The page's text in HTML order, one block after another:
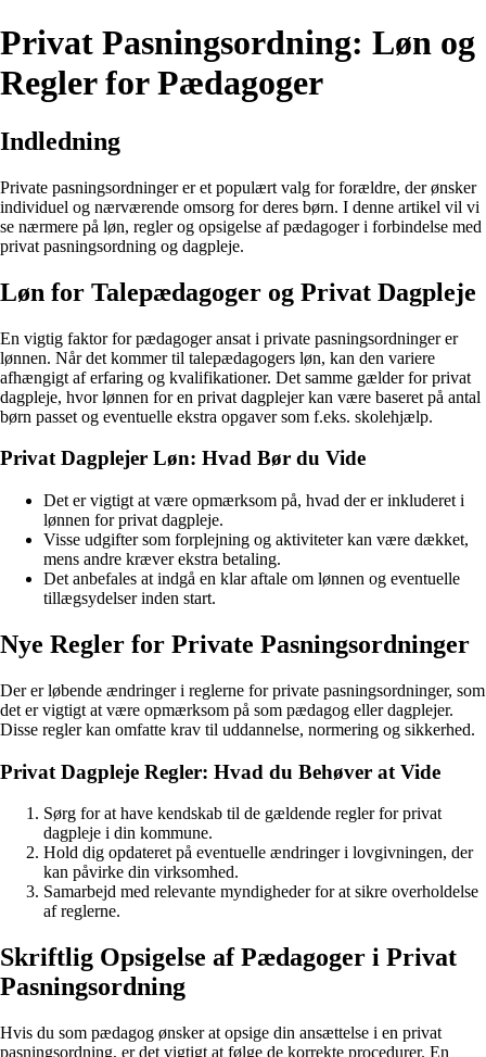
Privat Pasningsordning: Løn og
Regler for Pædagoger
Indledning
Private pasningsordninger er et populært valg for forældre, der ønsker
individuel og nærværende omsorg for deres børn. I denne artikel vil vi
se nærmere på løn, regler og opsigelse af pædagoger i forbindelse med
privat pasningsordning og dagpleje.
Løn for Talepædagoger og Privat Dagpleje
En vigtig faktor for pædagoger ansat i private pasningsordninger er
lønnen. Når det kommer til talepædagogers løn, kan den variere
afhængigt af erfaring og kvalifikationer. Det samme gælder for privat
dagpleje, hvor lønnen for en privat dagplejer kan være baseret på antal
børn passet og eventuelle ekstra opgaver som f.eks. skolehjælp.
Privat Dagplejer Løn: Hvad Bør du Vide
Det er vigtigt at være opmærksom på, hvad der er inkluderet i
lønnen for privat dagpleje.
Visse udgifter som forplejning og aktiviteter kan være dækket,
mens andre kræver ekstra betaling.
Det anbefales at indgå en klar aftale om lønnen og eventuelle
tillægsydelser inden start.
Nye Regler for Private Pasningsordninger
Der er løbende ændringer i reglerne for private pasningsordninger, som
det er vigtigt at være opmærksom på som pædagog eller dagplejer.
Disse regler kan omfatte krav til uddannelse, normering og sikkerhed.
Privat Dagpleje Regler: Hvad du Behøver at Vide
Sørg for at have kendskab til de gældende regler for privat
dagpleje i din kommune.
Hold dig opdateret på eventuelle ændringer i lovgivningen, der
kan påvirke din virksomhed.
Samarbejd med relevante myndigheder for at sikre overholdelse
af reglerne.
Skriftlig Opsigelse af Pædagoger i Privat
Pasningsordning
Hvis du som pædagog ønsker at opsige din ansættelse i en privat
pasningsordning, er det vigtigt at følge de korrekte procedurer. En